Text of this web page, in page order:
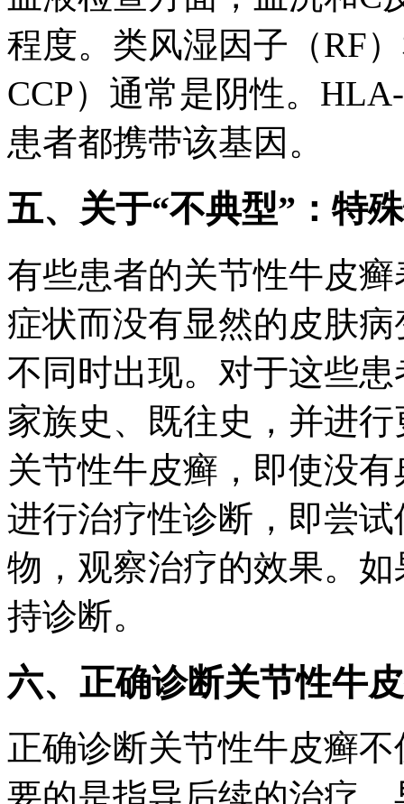
程度。类风湿因子（RF
CCP）通常是阴性。
患者都携带该基因。
五、关于“不典型”：特
有些患者的关节性牛皮
症状而没有显然的皮肤
不同时出现。对于这些
家族史、既往史，并进
关节性牛皮癣，即使没
进行治疗性诊断，即尝
物，观察治疗的效果。
持诊断。
六、正确诊断关节性牛
正确诊断关节性牛皮癣